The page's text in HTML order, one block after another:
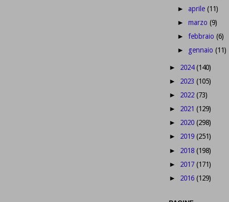
►aprile(11)
►marzo(9)
►febbraio(6)
► gennaio(11)
► 2024(140)
► 2023 (105)
► 2022 (73)
► 2021 (129)
► 2020 (298)
► 2019 (251)
► 2018 (198)
► 2017 (171)
► 2016 (129)